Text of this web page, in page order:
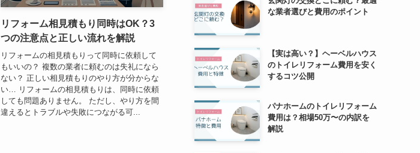
リフォーム相見積もり同時はOK？3
つの注意点と正しい流れを解説
リフォームの相見積もりって同時に依頼して
もいいの？ 複数の業者に頼むのは失礼になら
ない？ 正しい相見積もりのやり方が分からな
い… リフォームの相見積もりは、同時に依頼
しても問題ありません。 ただし、やり方を間
違えるとトラブルや失敗につながる可...
な業者選びと費用のポイント
【実は高い？】ヘーベルハウス
のトイレリフォーム費用を安く
するコツ公開
パナホームのトイレリフォーム
費用は？相場50万〜の内訳を
解説